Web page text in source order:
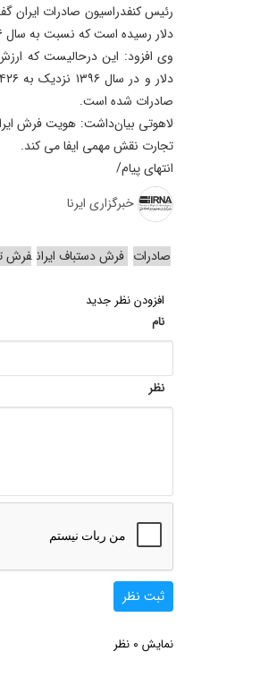
دلار رسیده است که نسبت به سال ۹۶ روند کاهشی چشمگیری را نشان می‌دهد.
صادرات شده است.
لاهوتی بیان‌داشت: هویت فرش
تجارت نقش مهمی ایفا می کند.
انتهای پیام/
خبرگزاری ایرنا
صادرات فرش دستباف ایران فرش
افزودن نظر جدید
نام
نظر
ثبت نظر
نمایش 0 نظر